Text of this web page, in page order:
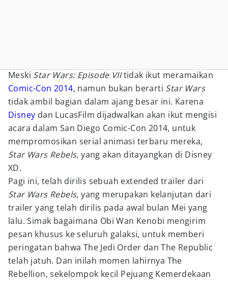
Meski Star Wars: Episode VIItidak ikut meramaikan
Comic-Con 2014, namun bukan berarti Star Wars
tidak ambil bagian dalam ajang besar ini. Karena
Disney dan LucasFilm dijadwalkan akan ikut mengisi
acara dalam San Diego Comic-Con 2014, untuk
mempromosikan serial animasi terbaru mereka,
Star Wars Rebels, yang akan ditayangkan di Disney
XD.
Pagi ini, telah dirilis sebuah extended trailer dari
Star Wars Rebels, yang merupakan kelanjutan dari
trailer yang telah dirilis pada awal bulan Mei yang
lalu. Simak bagaimana Obi Wan Kenobi mengirim
pesan khusus ke seluruh galaksi, untuk memberi
peringatan bahwa The Jedi Order dan The Republic
telah jatuh. Dan inilah momen lahirnya The
Rebellion, sekelompok kecil Pejuang Kemerdekaan